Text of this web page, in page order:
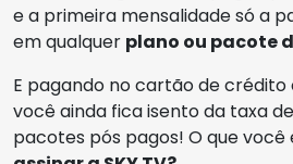
e a primeira mensalidade só a
em qualquer plano ou pacote
E pagando no cartão de
você ainda fica isento da taxa
pacotes pós pagos! O que